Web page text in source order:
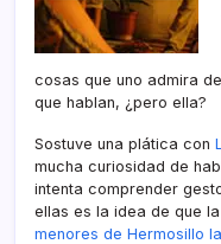
cosas que uno admira
que hablan, ¿pero ella?
Sostuve una plática con
mucha curiosidad de
intenta comprender
ellas es la idea de que
menores de Hermosillo